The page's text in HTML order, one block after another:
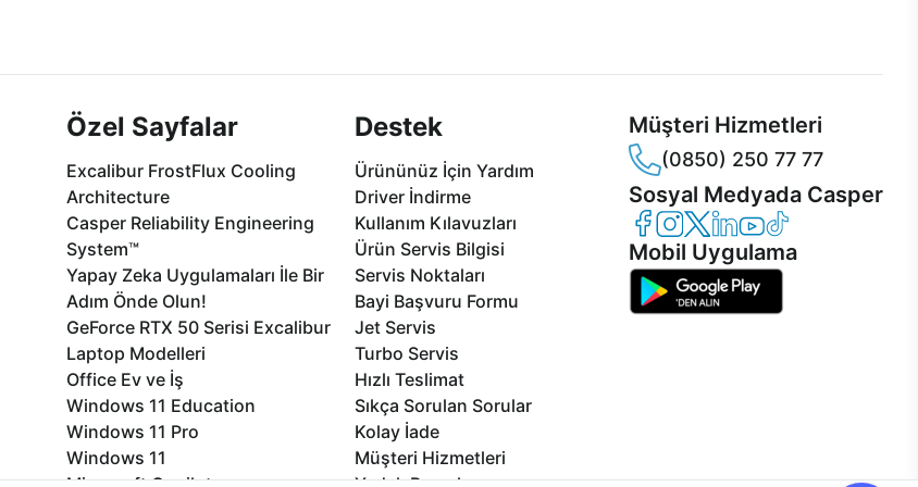
Özel Sayfalar
Excalibur FrostFlux Cooling
Architecture
Casper Reliability Engineering
System™
Yapay Zeka Uygulamaları İle Bir
Adım Önde Olun!
GeForce RTX 50 Serisi Excalibur
Laptop Modelleri
Office Ev ve İş
Windows 11 Education
Windows 11 Pro
Windows 11
Destek
Ürününüz İçin Yardım
Driver İndirme
Kullanım Kılavuzları
Ürün Servis Bilgisi
Servis Noktaları
Bayi Başvuru Formu
Jet Servis
Turbo Servis
Hızlı Teslimat
Sıkça Sorulan Sorular
Kolay İade
Müşteri Hizmetleri
Müşteri Hizmetleri
(0850) 250 77 77
Sosyal Medyada Casper
Casper Facebook
Casper Instagram
Casper Twitter
Casper LinkedIn
Casper YouTube
Casper TikTok
Mobil Uygulama